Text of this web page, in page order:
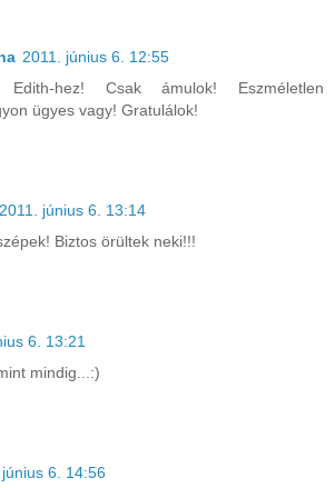
2011. június 6. 12:55
Edith-hez! Csak ámulok! Eszméletlen
ügyes vagy! Gratulálok!
2011. június 6. 13:14
Biztos örültek neki!!!
6. 13:21
mindig...:)
6. 14:56